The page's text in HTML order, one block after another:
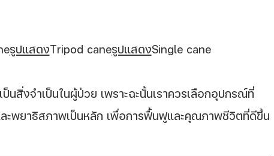
รูปแสดงTripod caneรูปแสดงSingle cane
สิ่งจำเป็นในผู้ป่วย เพราะฉะนั้นเราควรเลือกอุปกรณ์ที่
ะพยาธิสภาพเป็นหลัก เพื่อการฟื้นฟูและคุณภาพชีวิตที่ดีขึ้น